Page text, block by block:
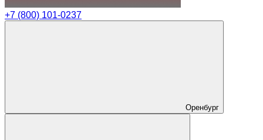
+7 (800) 101-0237
Оренбург